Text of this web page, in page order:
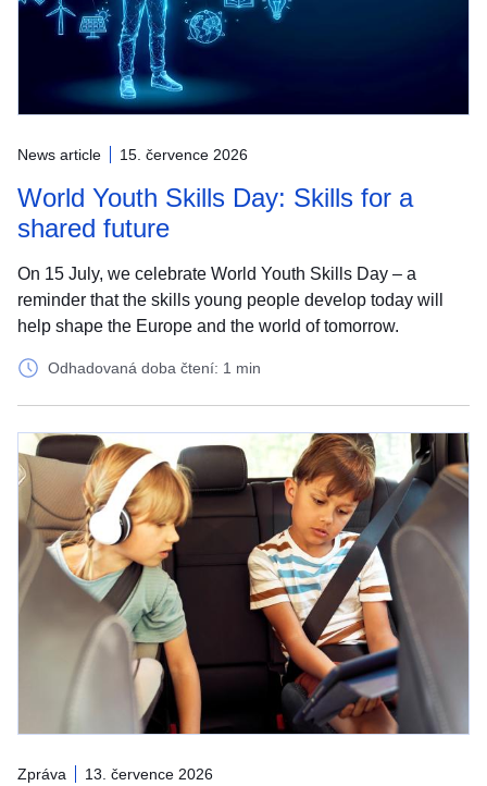
News article 15. července 2026
World Youth Skills Day: Skills for a
shared future
On 15 July, we celebrate World Youth Skills Day – a
reminder that the skills young people develop today will
help shape the Europe and the world of tomorrow.
Odhadovaná doba čtení: 1 min
Zpráva 13. července 2026